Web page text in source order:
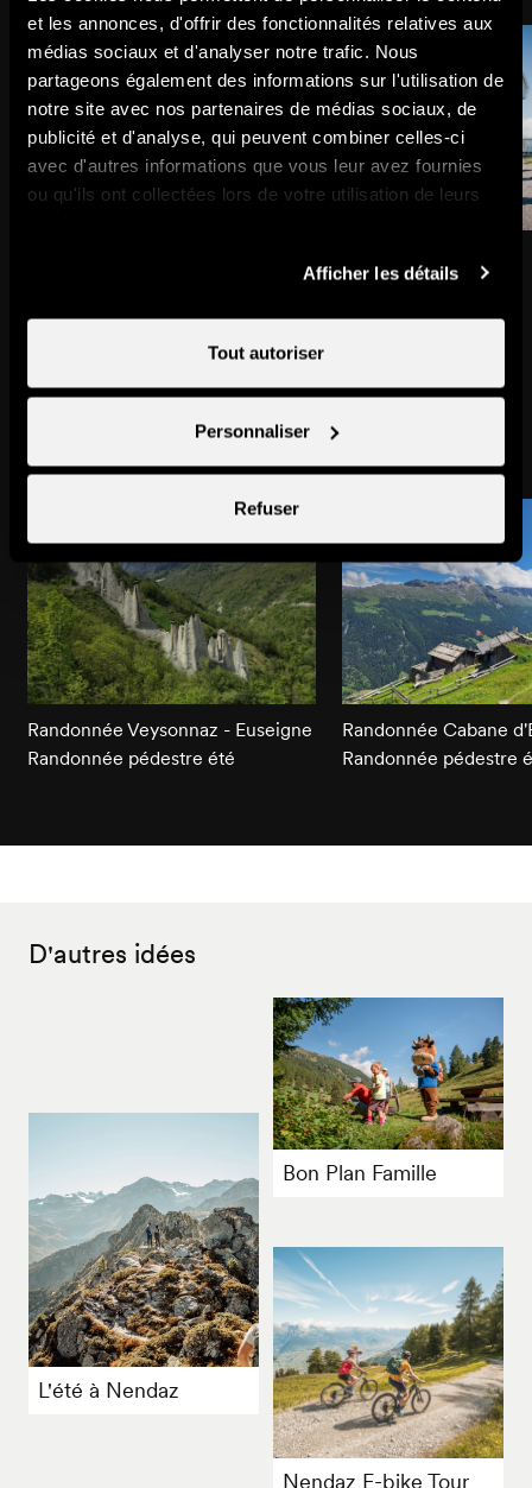
et les annonces, d'offrir des fonctionnalités relatives aux
médias sociaux et d'analyser notre trafic. Nous
partageons également des informations sur l'utilisation de
notre site avec nos partenaires de médias sociaux, de
publicité et d'analyse, qui peuvent combiner celles-ci
avec d'autres informations que vous leur avez fournies
ou qu'ils ont collectées lors de votre utilisation de leurs
Afficher les détails
Tout autoriser
Personnaliser
Refuser
Ville & village
Pourrait aussi vous intéresser
Randonnée Veysonnaz - Euseigne
Randonnée pédestre été
Randonnée Cabane
Randonnée pédestre
D'autres idées
Bon Plan Famille
L'été à Nendaz
Nendaz E-bike Tour